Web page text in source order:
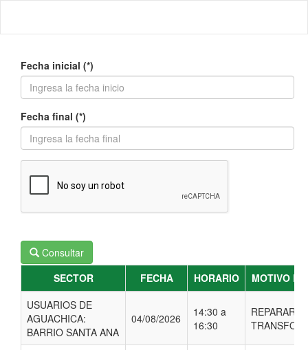
Fecha inicial (*)
Fecha final (*)
Consultar
SECTOR
FECHA HORARIO MOTIVO
SECTOR FECHA HORARIO
MOTIVO
USUARIOS DE
AGUACHICA:
BARRIO SANTA ANA
04/08/2026
14:30 a
16:30
REPARAR